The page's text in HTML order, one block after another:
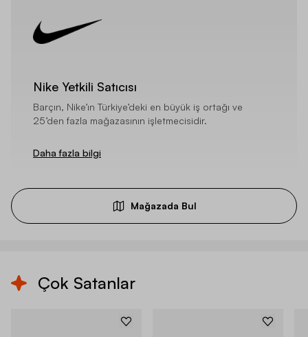
Nike Yetkili Satıcısı
Barçın, Nike’ın Türkiye’deki en büyük iş ortağı ve
25’den fazla mağazasının işletmecisidir.
Daha fazla bilgi
Mağazada Bul
Çok Satanlar